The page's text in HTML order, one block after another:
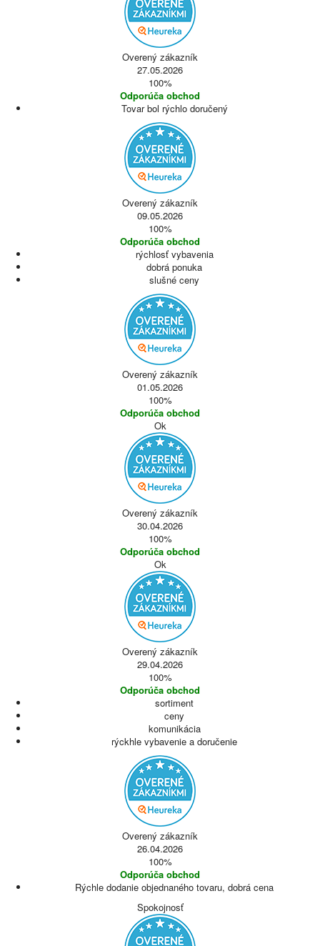
Overený zákazník
27.05.2026
100%
Odporúča obchod
Tovar bol rýchlo doručený
Overený zákazník
09.05.2026
100%
Odporúča obchod
rýchlosť vybavenia
dobrá ponuka
slušné ceny
Overený zákazník
01.05.2026
100%
Odporúča obchod
Ok
Overený zákazník
30.04.2026
100%
Odporúča obchod
Ok
Overený zákazník
29.04.2026
100%
Odporúča obchod
sortiment
ceny
komunikácia
rýckhle vybavenie a doručenie
Overený zákazník
26.04.2026
100%
Odporúča obchod
Rýchle dodanie objednaného tovaru, dobrá cena
Spokojnosť